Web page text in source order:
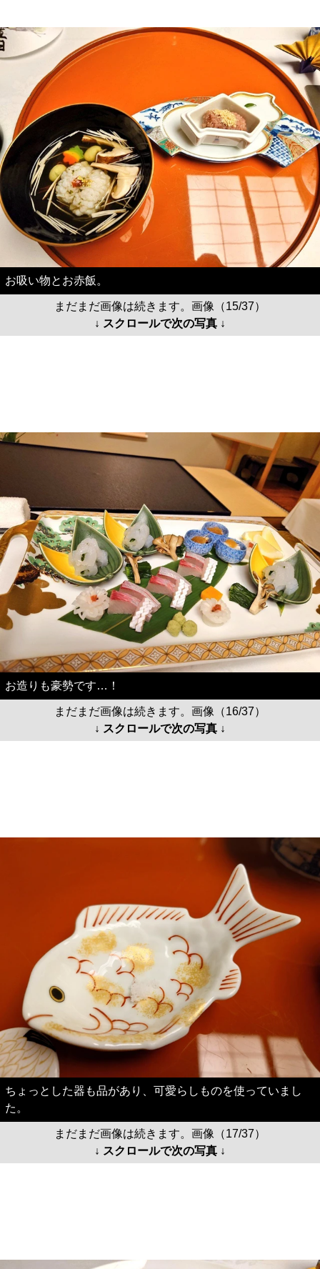
お吸い物とお赤飯。
まだまだ画像は続きます。画像（15/37）
↓ スクロールで次の写真 ↓
お造りも豪勢です…！
まだまだ画像は続きます。画像（16/37）
↓ スクロールで次の写真 ↓
ちょっとした器も品があり、可愛らしものを使っていまし
た。
まだまだ画像は続きます。画像（17/37）
↓ スクロールで次の写真 ↓